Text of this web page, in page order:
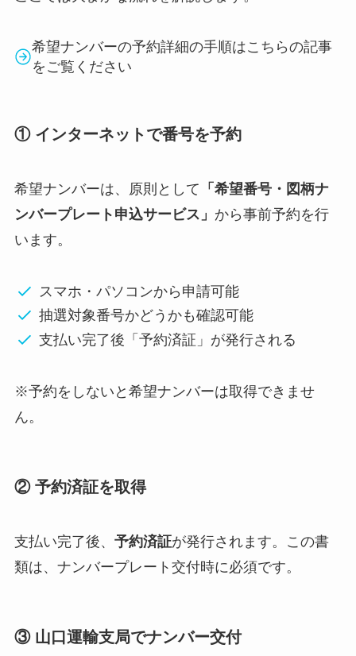
希望ナンバーの予約詳細の手順はこちらの記事
をご覧ください
① インターネットで番号を予約
希望ナンバーは、原則として 「希望番号・図柄ナ
ンバープレート申込サービス」 から事前予約を行
います。
スマホ・パソコンから申請可能
抽選対象番号かどうかも確認可能
支払い完了後「予約済証」が発行される
※予約をしないと希望ナンバーは取得できませ
ん。
② 予約済証を取得
支払い完了後、 予約済証が発行されます。この書
類は、ナンバープレート交付時に必須です。
③ 山口運輸支局でナンバー交付